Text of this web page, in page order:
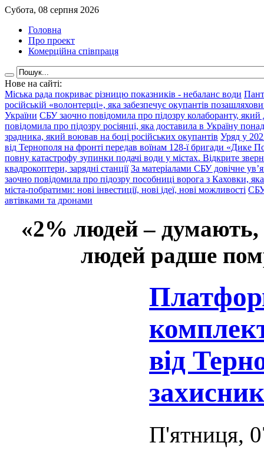
Субота, 08 серпня 2026
Головна
Про проект
Комерційна співпраця
Нове на сайті:
Міська рада покриває різницю показників - небаланс води
російській «волонтерці», яка забезпечує окупантів
України СБУ заочно повідомила про підозру колаборанту,
повідомила про підозру росіянці, яка доставила в Україну
зрадника, який воював на боці російських окупантів Уряд у
від Тернополя на фронті передав воїнам 128-ї бригади «Дике
повну катастрофу зупинки подачі води у містах. Відкрите
квадрокоптери, зарядні станції За матеріалами СБУ довічне
заочно повідомила про підозру пособниці ворога з Каховки,
міста-побратими: нові інвестиції, нові ідеї, нові можливості СБУ
автівками та дронами
«2% людей –
людей радше
від
П'ятниця,